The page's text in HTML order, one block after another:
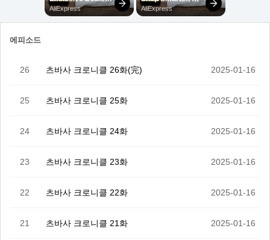
에피소드
26 츠바사 크로니클 26화(完) 2025-01-16
25 츠바사 크로니클 25화 2025-01-16
24 츠바사 크로니클 24화 2025-01-16
23 츠바사 크로니클 23화 2025-01-16
22 츠바사 크로니클 22화 2025-01-16
21 츠바사 크로니클 21화 2025-01-16